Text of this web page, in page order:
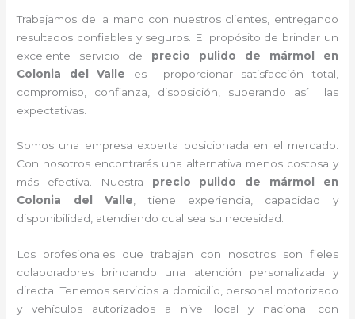
Trabajamos de la mano con nuestros clientes, entregando
resultados confiables y seguros. El propósito de brindar un
excelente servicio de precio pulido de mármol
en
Colonia del Valle es proporcionar satisfacción total,
compromiso, confianza, disposición, superando así las
expectativas.
Somos una empresa experta posicionada en el mercado.
Con nosotros encontrarás una alternativa menos costosa y
más efectiva. Nuestra precio pulido de mármol
en
Colonia del Valle, tiene experiencia, capacidad y
disponibilidad, atendiendo cual sea su necesidad.
Los profesionales que trabajan con nosotros son fieles
colaboradores brindando una atención personalizada y
directa.Tenemos servicios a domicilio, personal motorizado
y vehículos autorizados a nivel local y nacional con